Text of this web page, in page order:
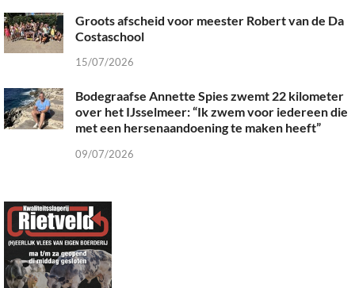
Groots afscheid voor meester Robert van de Da
Costaschool
15/07/2026
Bodegraafse Annette Spies zwemt 22 kilometer
over het IJsselmeer: “Ik zwem voor iedereen die
met een hersenaandoening te maken heeft”
09/07/2026